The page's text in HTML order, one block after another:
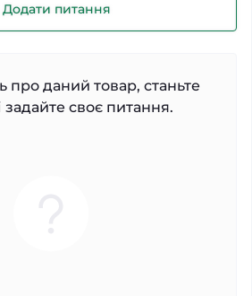
Додати питання
про даний товар, станьте
своє питання.